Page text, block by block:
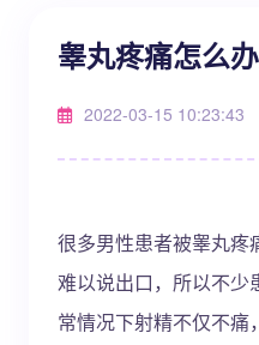
睾丸疼痛怎么
2022-03-15 10:23:43
很多男性患者被睾丸疼
难以说出口，所以不少
常情况下射精不仅不